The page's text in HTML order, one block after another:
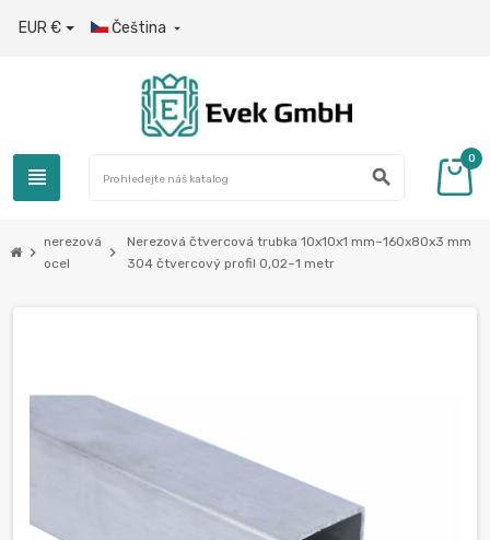
EUR € Čeština 
view_headline search
0
chevron_right
nerezová
ocel
chevron_right
Nerezová čtvercová trubka 10x10x1 mm–160x80x3 mm
304 čtvercový profil 0,02–1 metr